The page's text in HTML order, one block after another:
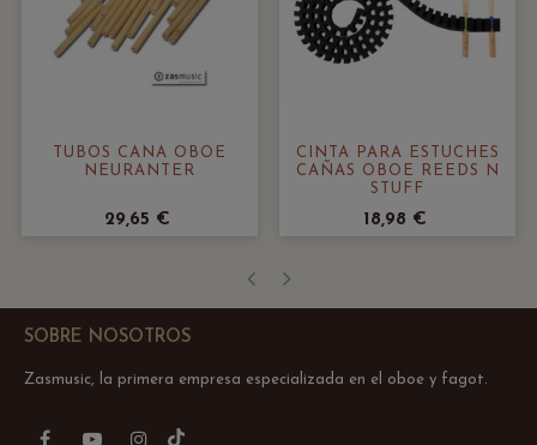
TUBOS CAÑA OBOE
NEURANTER
29,65 €
CINTA PARA ESTUCHES
CAÑAS OBOE REEDS N
STUFF
18,98 €
SOBRE NOSOTROS
Zasmusic, la primera empresa especializada en el oboe y fagot.
FacebookYouTubeInstagram